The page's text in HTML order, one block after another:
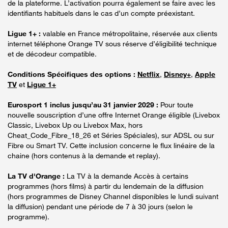
de la plateforme. L’activation pourra également se faire avec les
identifiants habituels dans le cas d’un compte préexistant.
Ligue 1+ : valable en France métropolitaine, réservée aux clients
internet téléphone Orange TV sous réserve d’éligibilité technique
et de décodeur compatible.
Conditions Spécifiques des options : Netflix, Disney+, Apple
TV et Ligue 1+
Eurosport 1 inclus jusqu’au 31 janvier 2029 : Pour toute
nouvelle souscription d’une offre Internet Orange éligible (Livebox
Classic, Livebox Up ou Livebox Max, hors
Cheat_Code_Fibre_18_26 et Séries Spéciales), sur ADSL ou sur
Fibre ou Smart TV. Cette inclusion concerne le flux linéaire de la
chaine (hors contenus à la demande et replay).
La TV d'Orange : La TV à la demande Accès à certains
programmes (hors films) à partir du lendemain de la diffusion
(hors programmes de Disney Channel disponibles le lundi suivant
la diffusion) pendant une période de 7 à 30 jours (selon le
programme).